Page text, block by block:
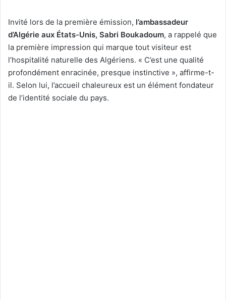
Invité lors de la première émission, l’ambassadeur
d’Algérie aux États-Unis, Sabri Boukadoum, a rappelé que
la première impression qui marque tout visiteur est
l’hospitalité naturelle des Algériens. « C’est une qualité
profondément enracinée, presque instinctive », affirme-t-
il. Selon lui, l’accueil chaleureux est un élément fondateur
de l’identité sociale du pays.